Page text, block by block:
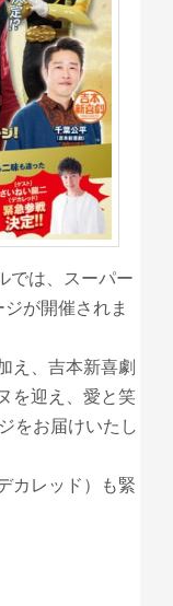
では、スーパー
が開催されま
え、吉本新喜劇
を迎え、愛と笑
をお届けいたし
カレッド）も緊